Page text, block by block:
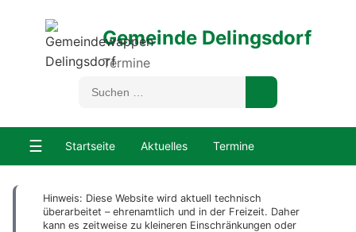
Gemeinde Delingsdorf
Termine
☰ Startseite Aktuelles Termine
Hinweis: Diese Website wird aktuell technisch
überarbeitet – ehrenamtlich und in der Freizeit. Daher
kann es zeitweise zu kleineren Einschränkungen oder